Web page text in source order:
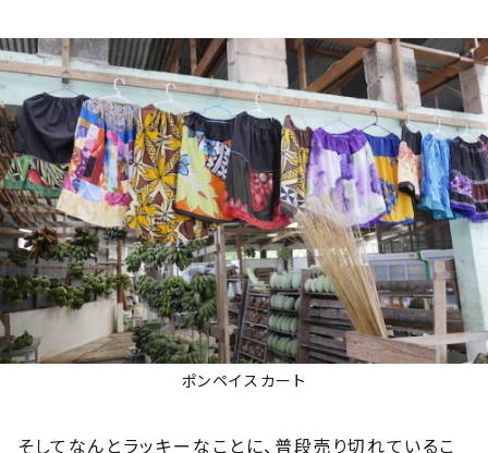
ポンペイスカート
そしてなんとラッキーなことに、普段売り切れているこ